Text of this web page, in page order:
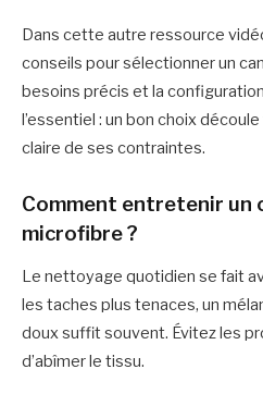
Dans cette autre ressource
conseils pour sélectionner un
besoins précis et la
l’essentiel : un bon choix
claire de ses contraintes.
Comment entretenir un
microfibre ?
Le nettoyage quotidien se fait
les taches plus tenaces, un
doux suffit souvent. Évitez les
d’abîmer le tissu.